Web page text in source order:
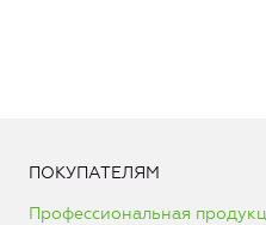
ПОКУПАТЕЛЯМ
Профессиональная